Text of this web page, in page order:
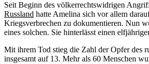
Seit Beginn des völkerrechtswidrigen
Russland hatte Amelina sich vor allem
Kriegsverbrechen zu dokumentieren. Nun
eines solchen. Sie hinterlässt einen
Mit ihrem Tod stieg die Zahl der Opfer des
insgesamt auf 13. Mehr als 60 Menschen